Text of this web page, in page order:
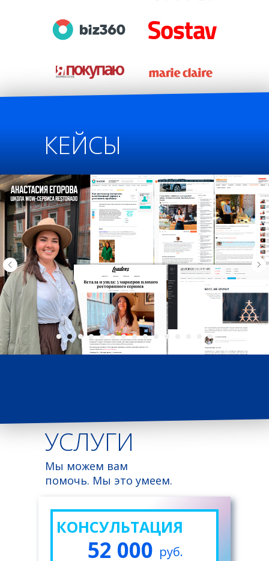
КЕЙСЫ
УСЛУГИ
Мы можем вам
помочь. Мы это умеем.
КОНСУЛЬТАЦИЯ
руб.
52 000